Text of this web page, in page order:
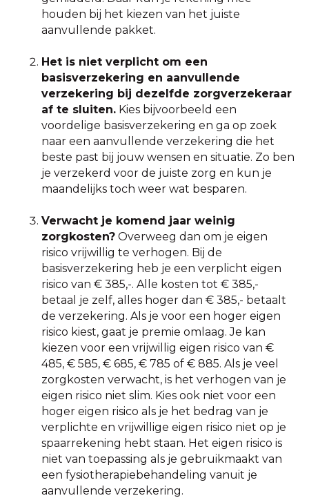
houden bij het kiezen van het juiste
aanvullende pakket.
Het is niet verplicht om een
basisverzekering en aanvullende
verzekering bij dezelfde zorgverzekeraar
af te sluiten. Kies bijvoorbeeld een
voordelige basisverzekering en ga op zoek
naar een aanvullende verzekering die het
beste past bij jouw wensen en situatie. Zo ben
je verzekerd voor de juiste zorg en kun je
maandelijks toch weer wat besparen.
Verwacht je komend jaar weinig
zorgkosten? Overweeg dan om je eigen
risico vrijwillig te verhogen. Bij de
basisverzekering heb je een verplicht eigen
risico van € 385,-. Alle kosten tot € 385,-
betaal je zelf, alles hoger dan € 385,- betaalt
de verzekering. Als je voor een hoger eigen
risico kiest, gaat je premie omlaag. Je kan
kiezen voor een vrijwillig eigen risico van €
485, € 585, € 685, € 785 of € 885. Als je veel
zorgkosten verwacht, is het verhogen van je
eigen risico niet slim. Kies ook niet voor een
hoger eigen risico als je het bedrag van je
verplichte en vrijwillige eigen risico niet op je
spaarrekening hebt staan. Het eigen risico is
niet van toepassing als je gebruikmaakt van
een fysiotherapiebehandeling vanuit je
aanvullende verzekering.